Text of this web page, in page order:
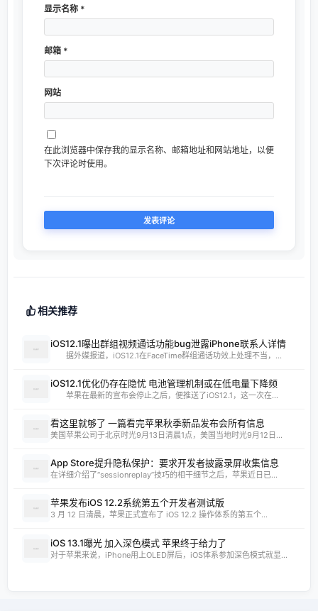
显示名称 *
邮箱 *
网站
在此浏览器中保存我的显示名称、邮箱地址和网站地址，以便
下次评论时使用。
相关推荐
iOS12.1曝出群组视频通话功能bug泄露iPhone联系人详情
据外媒报道，iOS12.1在FaceTime群组通话功效上处理不当，...
iOS12.1优化仍存在隐忧 电池管理机制或在低电量下降频
苹果在最新的宣布会停止之后，便推送了iOS12.1，这一次在...
看这里就够了 一篇看完苹果秋季新品发布会所有信息
美国苹果公司于北京时光9月13日清晨1点，美国当地时光9月12日...
App Store提升隐私保护：要求开发者披露录屏收集信息
在详细介绍了“sessionreplay”技巧的相干细节之后，苹果近日已...
苹果发布iOS 12.2系统第五个开发者测试版
3 月 12 日清晨，苹果正式宣布了 iOS 12.2 操作体系的第五个...
iOS 13.1曝光 加入深色模式 苹果终于给力了
对于苹果来说，iPhone用上OLED屏后，iOS体系参加深色模式就显...